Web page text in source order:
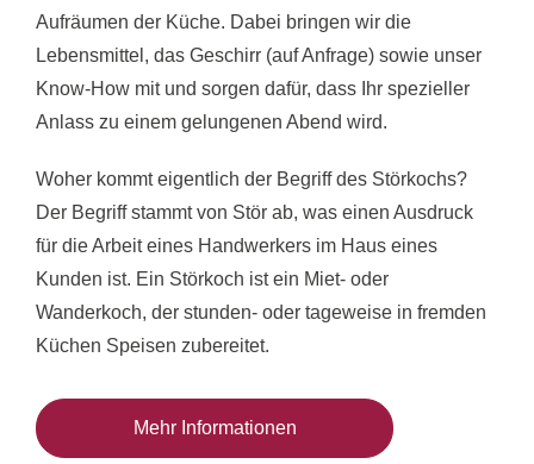
Aufräumen der Küche. Dabei bringen wir die
Lebensmittel, das Geschirr (auf Anfrage) sowie unser
Know-How mit und sorgen dafür, dass Ihr spezieller
Anlass zu einem gelungenen Abend wird.
Woher kommt eigentlich der Begriff des Störkochs?
Der Begriff stammt von Stör ab, was einen Ausdruck
für die Arbeit eines Handwerkers im Haus eines
Kunden ist. Ein Störkoch ist ein Miet- oder
Wanderkoch, der stunden- oder tageweise in fremden
Küchen Speisen zubereitet.
Mehr Informationen